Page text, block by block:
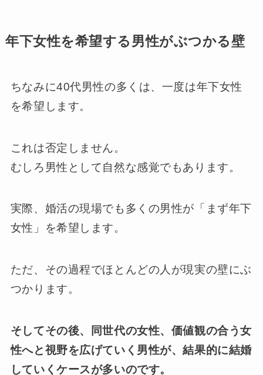
年下女性を希望する男性がぶつかる壁
ちなみに40代男性の多くは、一度は年下女性
を希望します。
これは否定しません。
むしろ男性として自然な感覚でもあります。
実際、婚活の現場でも多くの男性が「まず年下
女性」を希望します。
ただ、その過程でほとんどの人が現実の壁にぶ
つかります。
そしてその後、同世代の女性、価値観の合う女
性へと視野を広げていく男性が、結果的に結婚
していくケースが多いのです。